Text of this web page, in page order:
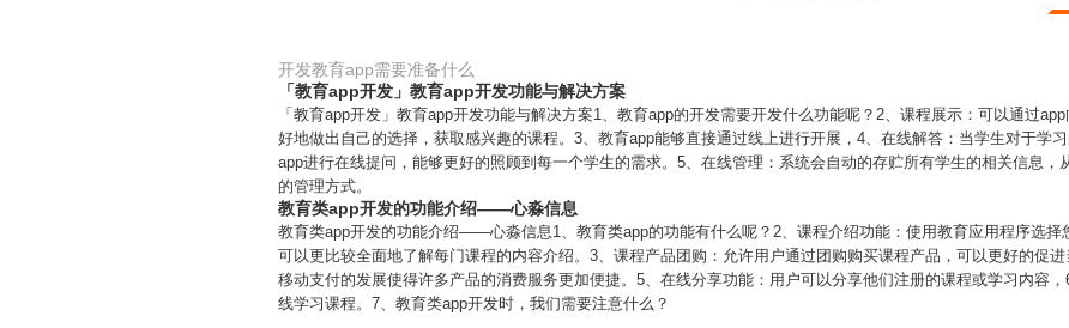
开发教育app需要准备什么
「教育app开发」教育app开发功能与解决方案
「教育app开发」教育app开发功能与解决方案1、教育app的开发需要开发什么功能呢？2、课程展示：可以通过
好地做出自己的选择，获取感兴趣的课程。3、教育app能够直接通过线上进行开展，4、在线解答：当学生对于学
app进行在线提问，能够更好的照顾到每一个学生的需求。5、在线管理：系统会自动的存贮所有学生的相关信息，
的管理方式。
教育类app开发的功能介绍——心淼信息
教育类app开发的功能介绍——心淼信息1、教育类app的功能有什么呢？2、课程介绍功能：使用教育应用程序选择
可以更比较全面地了解每门课程的内容介绍。3、课程产品团购：允许用户通过团购购买课程产品，可以更好的促
移动支付的发展使得许多产品的消费服务更加便捷。5、在线分享功能：用户可以分享他们注册的课程或学习内容
线学习课程。7、教育类app开发时，我们需要注意什么？